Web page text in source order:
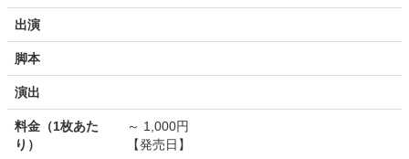
出演
脚本
演出
料金（1枚あた
り）
～ 1,000円
【発売日】